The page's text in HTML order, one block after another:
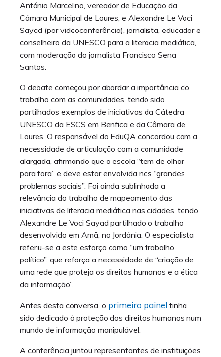
António Marcelino, vereador de Educação da
Câmara Municipal de Loures, e Alexandre Le Voci
Sayad (por videoconferência), jornalista, educador e
conselheiro da UNESCO para a literacia mediática,
com moderação do jornalista Francisco Sena
Santos.
O debate começou por abordar a importância do
trabalho com as comunidades, tendo sido
partilhados exemplos de iniciativas da Cátedra
UNESCO da ESCS em Benfica e da Câmara de
Loures. O responsável do EduQA concordou com a
necessidade de articulação com a comunidade
alargada, afirmando que a escola “tem de olhar
para fora” e deve estar envolvida nos “grandes
problemas sociais”. Foi ainda sublinhada a
relevância do trabalho de mapeamento das
iniciativas de literacia mediática nas cidades, tendo
Alexandre Le Voci Sayad partilhado o trabalho
desenvolvido em Amã, na Jordânia. O especialista
referiu-se a este esforço como “um trabalho
político”, que reforça a necessidade de “criação de
uma rede que proteja os direitos humanos e a ética
da informação”.
Antes desta conversa, o primeiro painel tinha
sido dedicado à proteção dos direitos humanos num
mundo de informação manipulável.
A conferência juntou representantes de instituições